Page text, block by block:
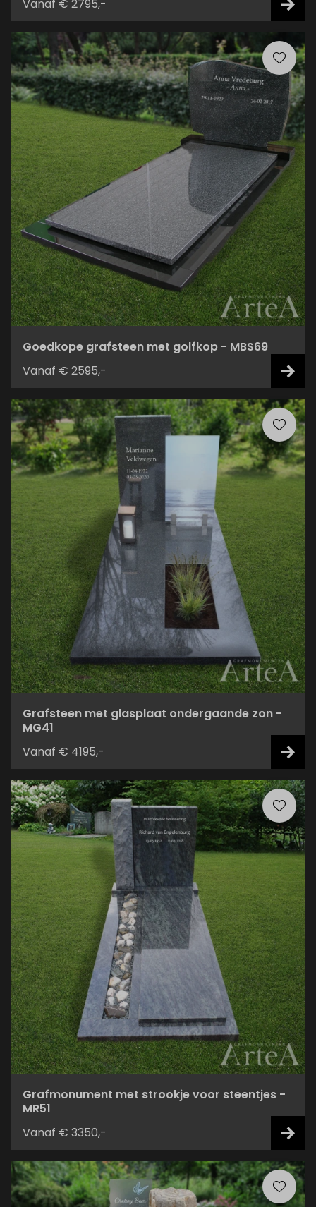
Vanaf € 2795,-
Goedkope grafsteen met golfkop - MBS69
Vanaf € 2595,-
Grafsteen met glasplaat ondergaande zon -
MG41
Vanaf € 4195,-
Grafmonument met strookje voor steentjes -
MR51
Vanaf € 3350,-